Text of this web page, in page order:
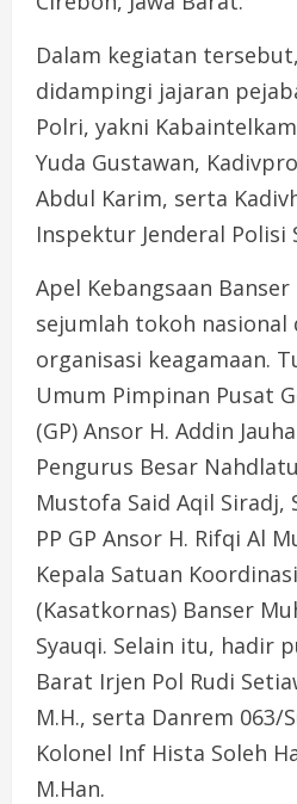
Dalam kegiatan
didampingi jajaran
Polri, yakni
Yuda Gustawan,
Abdul Karim, serta
Inspektur Jenderal Polisi
Apel Kebangsaan
sejumlah tokoh nasional
organisasi keagamaan.
Umum Pimpinan Pusat
(GP) Ansor H. Addin
Pengurus Besar
Mustofa Said Aqil Siradj,
PP GP Ansor H. Rifqi Al
Kepala Satuan
(Kasatkornas) Banser
Syauqi. Selain itu, hadir
Barat Irjen Pol Rudi
M.H., serta Danrem 063/
Kolonel Inf Hista Soleh
M.Han.